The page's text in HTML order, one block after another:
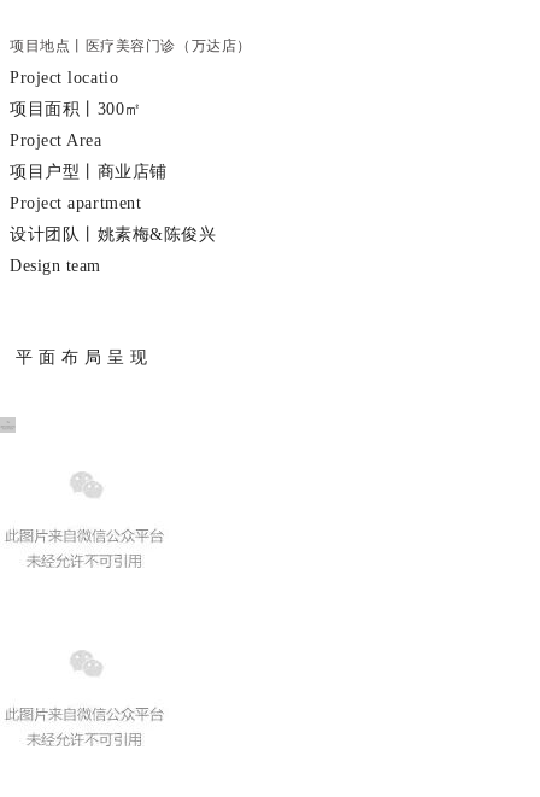
项目地点丨医疗美容门诊（万达店）
Project locatio
项目面积丨300㎡
Project Area
项目户型丨商业店铺
Project apartment
设计团队丨姚素梅&陈俊兴
Design team
平 面 布 局 呈 现